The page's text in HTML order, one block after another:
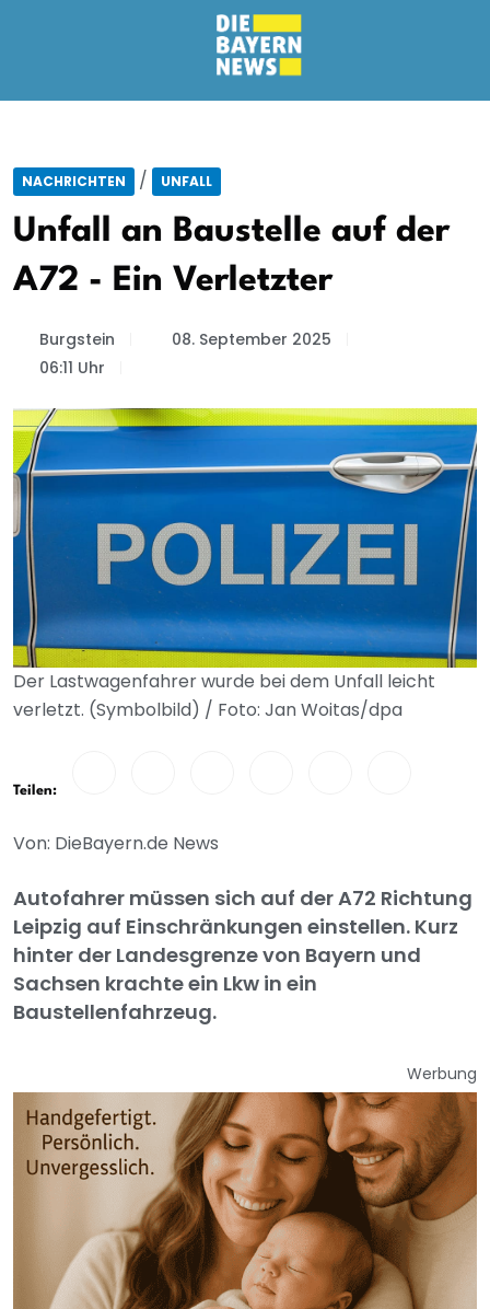
NACHRICHTEN / UNFALL
Unfall an Baustelle auf der
A72 - Ein Verletzter
Burgstein
08. September 2025
06:11 Uhr
Der Lastwagenfahrer wurde bei dem Unfall leicht
verletzt. (Symbolbild) / Foto: Jan Woitas/dpa
Teilen:
Von: DieBayern.de News
Autofahrer müssen sich auf der A72 Richtung
Leipzig auf Einschränkungen einstellen. Kurz
hinter der Landesgrenze von Bayern und
Sachsen krachte ein Lkw in ein
Baustellenfahrzeug.
Werbung